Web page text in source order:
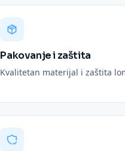
Pakovanje i zaštita
Kvalitetan materijal i zaštita